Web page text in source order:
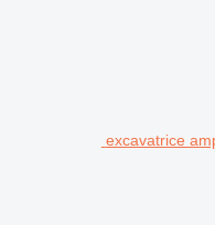
excavatrice